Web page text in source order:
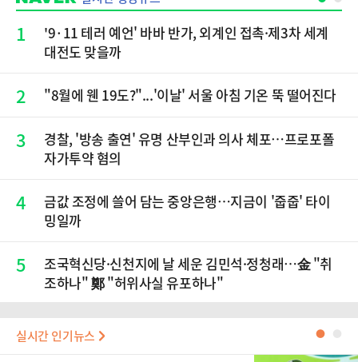
1
'9·11 테러 예언' 바바 반가, 외계인 접촉·제3차 세계
대전도 맞을까
2 "8월에 웬 19도?"...'이날' 서울 아침 기온 뚝 떨어진다
3
경찰, '방송 출연' 유명 산부인과 의사 체포…프로포폴
자가투약 혐의
4
금값 조정에 쓸어 담는 중앙은행…지금이 '줍줍' 타이
밍일까
5
조국혁신당·신천지에 날 세운 김민석·정청래…金 "취
조하나" 鄭 "허위사실 유포하나"
실시간 인기뉴스 ●